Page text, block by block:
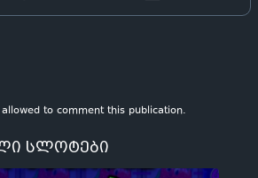
to comment this publication.
სლოტები